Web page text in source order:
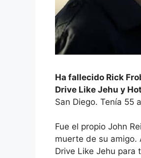
Ha fallecido Rick
Drive Like Jehu y
San Diego. Tenía 55
Fue el propio John
muerte de su amigo.
Drive Like Jehu para